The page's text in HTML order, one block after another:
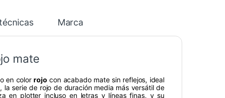
Marca
mate
en colorrojo con acabado mate sin reflejos, ideal
, la serie de rojo de duración media más versátil de
en plotter incluso en letras y líneas finas, y su